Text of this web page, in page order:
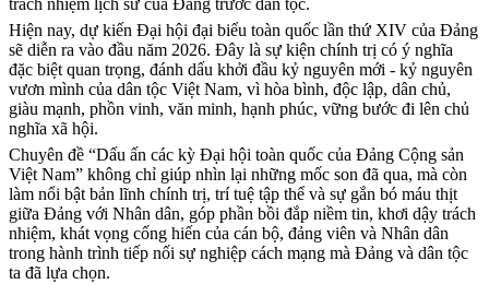
trách nhiệm lịch sử của Đảng trước dân tộc.
Hiện nay, dự kiến Đại hội đại biểu toàn quốc lần thứ XIV của Đảng
sẽ diễn ra vào đầu năm 2026. Đây là sự kiện chính trị có ý nghĩa
đặc biệt quan trọng, đánh dấu khởi đầu kỷ nguyên mới - kỷ nguyên
vươn mình của dân tộc Việt Nam, vì hòa bình, độc lập, dân chủ,
giàu mạnh, phồn vinh, văn minh, hạnh phúc, vững bước đi lên chủ
nghĩa xã hội.
Chuyên đề “Dấu ấn các kỳ Đại hội toàn quốc của Đảng Cộng sản
Việt Nam” không chỉ giúp nhìn lại những mốc son đã qua, mà còn
làm nổi bật bản lĩnh chính trị, trí tuệ tập thể và sự gắn bó máu thịt
giữa Đảng với Nhân dân, góp phần bồi đắp niềm tin, khơi dậy trách
nhiệm, khát vọng cống hiến của cán bộ, đảng viên và Nhân dân
trong hành trình tiếp nối sự nghiệp cách mạng mà Đảng và dân tộc
ta đã lựa chọn.